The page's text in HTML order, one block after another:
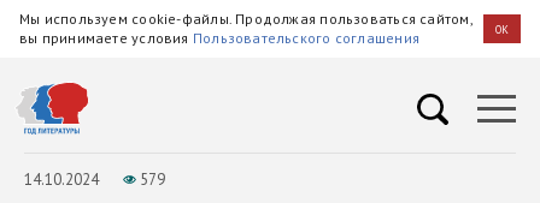
Мы используем cookie-файлы. Продолжая пользоваться сайтом,
вы принимаете условия Пользовательского соглашения OK
14.10.2024 579